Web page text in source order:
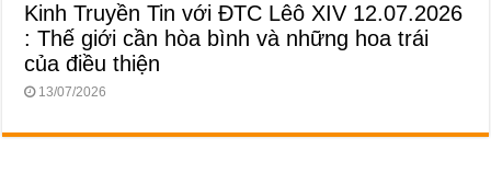
Kinh Truyền Tin với ĐTC Lêô XIV 12.07.2026
: Thế giới cần hòa bình và những hoa trái
của điều thiện
13/07/2026